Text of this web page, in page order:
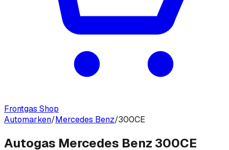
Frontgas Shop
Automarken/Mercedes Benz/300CE
Autogas Mercedes Benz 300CE